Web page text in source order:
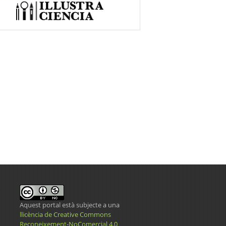
Aquest portal està subjecte a una
llicència de Creative Commons
Reconeixement-NoComercial 4.0